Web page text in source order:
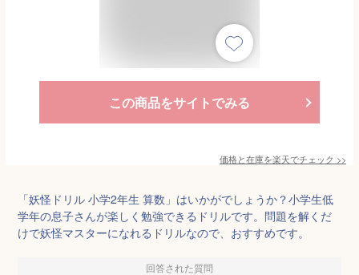
この商品をサイトでみる
価格と在庫を楽天でチェック >>
「妖怪ドリル 小学2年生 算数」はいかがでしょうか？小学生低
学年の息子さんが楽しく勉強できるドリルです。問題を解くだ
けで妖怪マスターになれるドリルなので、おすすめです。
回答された質問